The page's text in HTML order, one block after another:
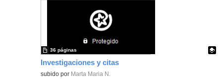
Investigaciones y citas
Contenido educativo.
subido por Marta Maria N.
36 páginas